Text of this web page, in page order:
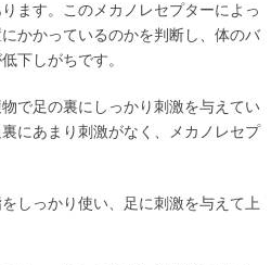
ます。このメカノレセプターによっ
かかっているのかを判断し、体のバ
下しがちです。
で足の裏にしっかり刺激を与えてい
にあまり刺激がなく、メカノレセプ
しっかり使い、足に刺激を与えて上